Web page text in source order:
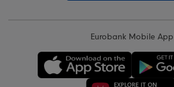
Eurobank Mobile App